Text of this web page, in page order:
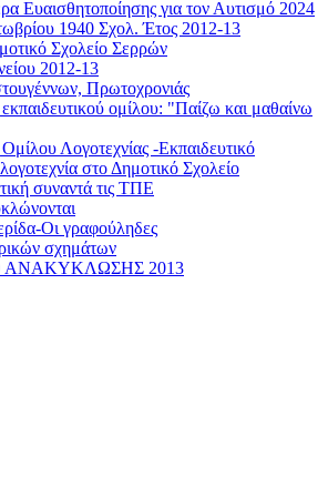
Ευαισθητοποίησης για τον Αυτισμό 2024
1940 Σχολ. Έτος 2012-13
Σχολείο Σερρών
2012-13
Πρωτοχρονιάς
ομίλου: "Παίζω και μαθαίνω
Λογοτεχνίας -Εκπαιδευτικό
στο Δημοτικό Σχολείο
συναντά τις ΤΠΕ
Οι γραφούληδες
σχημάτων
2013